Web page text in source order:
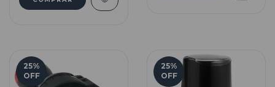
25%
OFF
25%
OFF